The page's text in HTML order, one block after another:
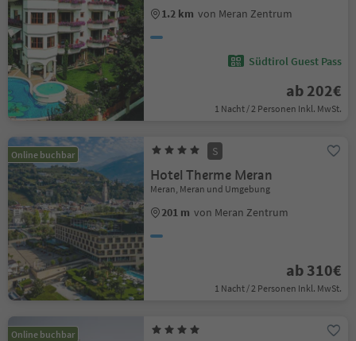
1.2 km von Meran Zentrum
Südtirol Guest Pass
ab 202€
1 Nacht / 2 Personen Inkl. MwSt.
Online buchbar S
Hotel Therme Meran
Meran, Meran und Umgebung
201 m von Meran Zentrum
ab 310€
1 Nacht / 2 Personen Inkl. MwSt.
Online buchbar